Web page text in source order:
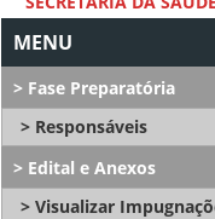
Fase Preparatória
Responsáveis
Edital e Anexos
Visualizar